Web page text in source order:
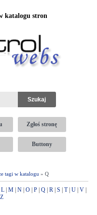
katalogu stron
Zgłoś stronę
Buttony
tagi w katalogu » Q
L| M| N| O| P| Q| R| S T| U| V|
Z